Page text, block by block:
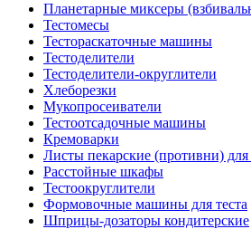
Планетарные миксеры
Тестомесы
Тестораскаточные машины
Тестоделители
Тестоделители-округлители
Хлеборезки
Мукопросеиватели
Тестоотсадочные машины
Кремоварки
Листы пекарские (противни)
Расстойные шкафы
Тестоокруглители
Формовочные машины для теста
Шприцы-дозаторы кондитерские